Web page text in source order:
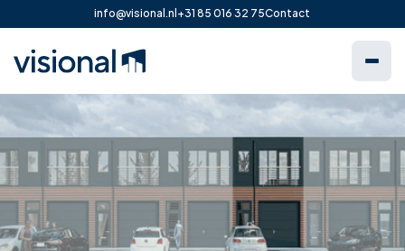
info@visional.nl +31 85 016 32 75Contact